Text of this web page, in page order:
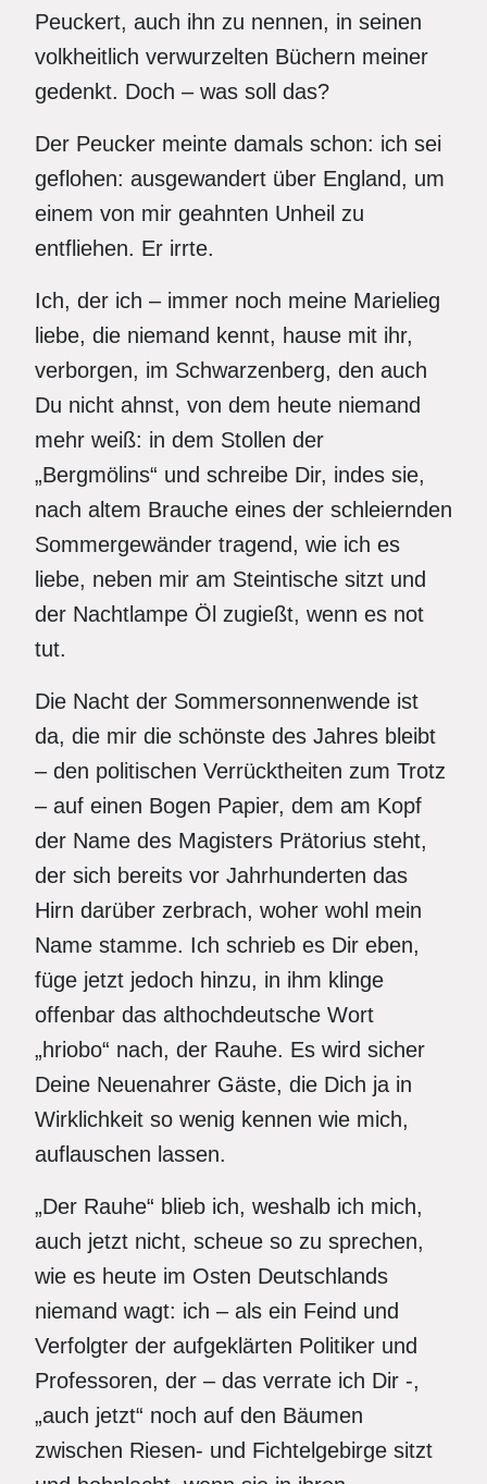
Peuckert, auch ihn zu nennen, in seinen
volkheitlich verwurzelten Büchern meiner
gedenkt. Doch – was soll das?
Der Peucker meinte damals schon: ich sei
geflohen: ausgewandert über England, um
einem von mir geahnten Unheil zu
entfliehen. Er irrte.
Ich, der ich – immer noch meine Marielieg
liebe, die niemand kennt, hause mit ihr,
verborgen, im Schwarzenberg, den auch
Du nicht ahnst, von dem heute niemand
mehr weiß: in dem Stollen der
„Bergmölins“ und schreibe Dir, indes sie,
nach altem Brauche eines der schleiernden
Sommergewänder tragend, wie ich es
liebe, neben mir am Steintische sitzt und
der Nachtlampe Öl zugießt, wenn es not
tut.
Die Nacht der Sommersonnenwende ist
da, die mir die schönste des Jahres bleibt
– den politischen Verrücktheiten zum Trotz
– auf einen Bogen Papier, dem am Kopf
der Name des Magisters Prätorius steht,
der sich bereits vor Jahrhunderten das
Hirn darüber zerbrach, woher wohl mein
Name stamme. Ich schrieb es Dir eben,
füge jetzt jedoch hinzu, in ihm klinge
offenbar das althochdeutsche Wort
„hriobo“ nach, der Rauhe. Es wird sicher
Deine Neuenahrer Gäste, die Dich ja in
Wirklichkeit so wenig kennen wie mich,
auflauschen lassen.
„Der Rauhe“ blieb ich, weshalb ich mich,
auch jetzt nicht, scheue so zu sprechen,
wie es heute im Osten Deutschlands
niemand wagt: ich – als ein Feind und
Verfolgter der aufgeklärten Politiker und
Professoren, der – das verrate ich Dir -,
„auch jetzt“ noch auf den Bäumen
zwischen Riesen- und Fichtelgebirge sitzt